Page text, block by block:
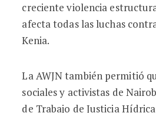
creciente violencia
afecta todas las luchas
Kenia.
La AWJN también permitió
sociales y activistas de
de Trabajo de Justicia